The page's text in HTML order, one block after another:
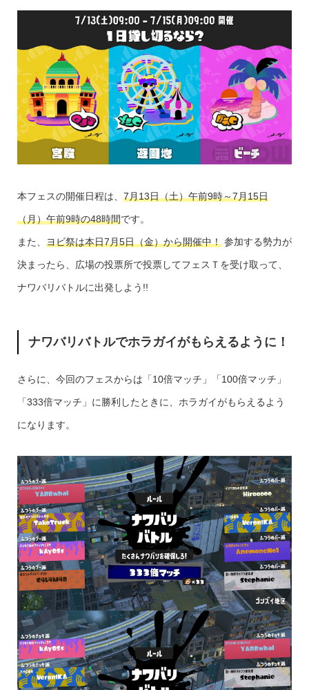
本フェスの開催日程は、 7月13日（土）午前9時～7月15日
（月）午前9時の48時間です。
また、 ヨビ祭は本日7月5日（金）から開催中！参加する勢力が
決まったら、広場の投票所で投票してフェスＴを受け取って、
ナワバリバトルに出発しよう!!
ナワバリバトルでホラガイがもらえるように！
さらに、今回のフェスからは「10倍マッチ」「100倍マッチ」
「333倍マッチ」に勝利したときに、ホラガイがもらえるよう
になります。